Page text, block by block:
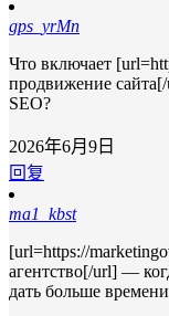
gps_yrMn
Что включает
продвижение
SEO?
2026年6月9日
回复
ma1_kbst
[url=https://
агентство[/url] —
дать больше